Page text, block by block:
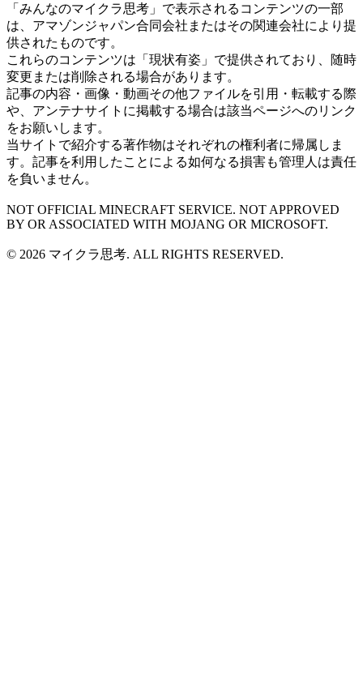
「みんなのマイクラ思考」で表示されるコンテンツの一部
は、アマゾンジャパン合同会社またはその関連会社により提
供されたものです。
これらのコンテンツは「現状有姿」で提供されており、随時
変更または削除される場合があります。
記事の内容・画像・動画その他ファイルを引用・転載する際
や、アンテナサイトに掲載する場合は該当ページへのリンク
をお願いします。
当サイトで紹介する著作物はそれぞれの権利者に帰属しま
す。記事を利用したことによる如何なる損害も管理人は責任
を負いません。
NOT OFFICIAL MINECRAFT SERVICE. NOT APPROVED
BY OR ASSOCIATED WITH MOJANG OR MICROSOFT.
© 2026 マイクラ思考. ALL RIGHTS RESERVED.